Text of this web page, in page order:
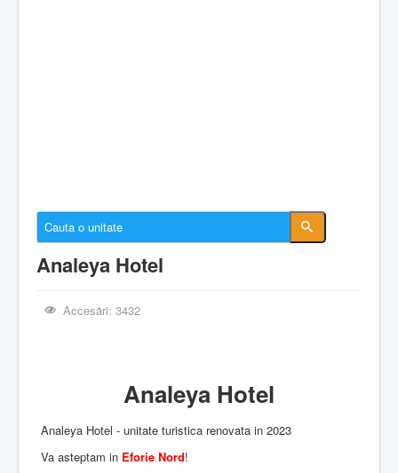
Anunturi imobiliare
Analeya Hotel
Accesări: 3432
Analeya Hotel
Analeya Hotel - unitate turistica renovata in 2023
Va asteptam in Eforie Nord!